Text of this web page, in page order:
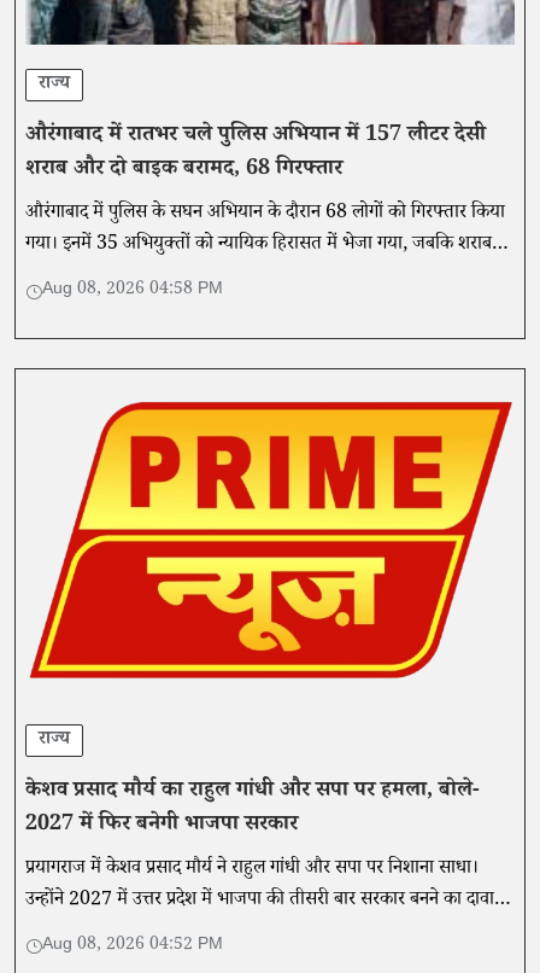
राज्य
औरंगाबाद में रातभर चले पुलिस अभियान में 157 लीटर देसी
शराब और दो बाइक बरामद, 68 गिरफ्तार
औरंगाबाद में पुलिस के सघन अभियान के दौरान 68 लोगों को गिरफ्तार किया
गया। इनमें 35 अभियुक्तों को न्यायिक हिरासत में भेजा गया, जबकि शराब
और वाहन भी बरामद हुए।
Aug 08, 2026 04:58 PM
राज्य
केशव प्रसाद मौर्य का राहुल गांधी और सपा पर हमला, बोले-
2027 में फिर बनेगी भाजपा सरकार
प्रयागराज में केशव प्रसाद मौर्य ने राहुल गांधी और सपा पर निशाना साधा।
उन्होंने 2027 में उत्तर प्रदेश में भाजपा की तीसरी बार सरकार बनने का दावा
किया।Aug 08, 2026 04:52 PM